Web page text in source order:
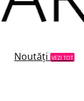
Branduri
Noutăți VEZI TOT